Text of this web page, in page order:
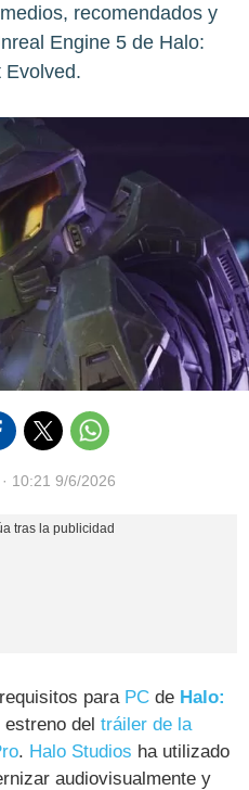
recomendados y
Engine 5 de Halo:
Evolved.
10:21 9/6/2026
para PC de Halo:
estreno deltráiler de la
. Halo Studios ha utilizado
audiovisualmente y